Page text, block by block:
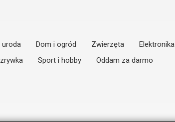
uroda Dom i ogród Zwierzęta
Elektronika
Sport i hobby
Oddam za darmo